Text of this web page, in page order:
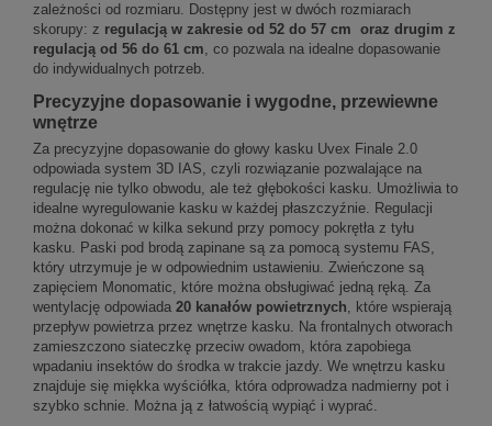
zależności od rozmiaru. Dostępny jest w dwóch rozmiarach
skorupy: z regulacją w zakresie od 52 do 57 cm oraz drugim z
regulacją od 56 do 61 cm, co pozwala na idealne dopasowanie
do indywidualnych potrzeb.
Precyzyjne dopasowanie i wygodne, przewiewne
wnętrze
Za precyzyjne dopasowanie do głowy kasku Uvex Finale 2.0
odpowiada system 3D IAS, czyli rozwiązanie pozwalające na
regulację nie tylko obwodu, ale też głębokości kasku. Umożliwia to
idealne wyregulowanie kasku w każdej płaszczyźnie. Regulacji
można dokonać w kilka sekund przy pomocy pokrętła z tyłu
kasku. Paski pod brodą zapinane są za pomocą systemu FAS,
który utrzymuje je w odpowiednim ustawieniu. Zwieńczone są
zapięciem Monomatic, które można obsługiwać jedną ręką. Za
wentylację odpowiada 20 kanałów powietrznych, które wspierają
przepływ powietrza przez wnętrze kasku. Na frontalnych otworach
zamieszczono siateczkę przeciw owadom, która zapobiega
wpadaniu insektów do środka w trakcie jazdy. We wnętrzu kasku
znajduje się miękka wyściółka, która odprowadza nadmierny pot i
szybko schnie. Można ją z łatwością wypiąć i wyprać.